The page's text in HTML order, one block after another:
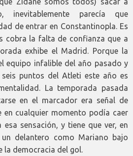
inevitablemente parecía que
de entrar en Constantinopla. Es
cobra la falta de confianza que a
exhibe el Madrid. Porque la
equipo infalible del año pasado y
puntos del Atleti este año es
La temporada pasada
en el marcador era señal de
en cualquier momento podía caer
sensación, y tiene que ver, en
delantero como Mariano bajo
la democracia del gol.